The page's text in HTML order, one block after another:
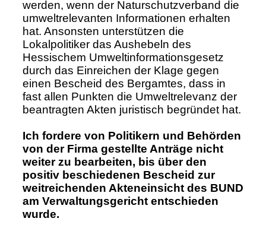
werden, wenn der Naturschutzverband die
umweltrelevanten Informationen erhalten
hat. Ansonsten unterstützen die
Lokalpolitiker das Aushebeln des
Hessischem Umweltinformationsgesetz
durch das Einreichen der Klage gegen
einen Bescheid des Bergamtes, dass in
fast allen Punkten die Umweltrelevanz der
beantragten Akten juristisch begründet hat.
Ich fordere von Politikern und Behörden
von der Firma gestellte Anträge nicht
weiter zu bearbeiten, bis über den
positiv beschiedenen Bescheid zur
weitreichenden Akteneinsicht des BUND
am Verwaltungsgericht entschieden
wurde.